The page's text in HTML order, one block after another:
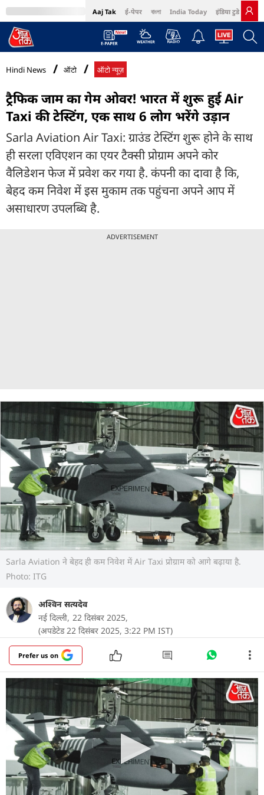
Aaj Tak ई-पेपर বাংলা India Today इंडिया टुडे हिंदी
MumbaiTak Cosmopolitan Harper's Bazaar Northeast
Hindi News ऑटो ऑटो न्यूज़
ट्रैफिक जाम का गेम ओवर! भारत में शुरू हुई Air
Taxi की टेस्टिंग, एक साथ 6 लोग भरेंगे उड़ान
Sarla Aviation Air Taxi: ग्राउंड टेस्टिंग शुरू होने के साथ
ही सरला एविएशन का एयर टैक्सी प्रोग्राम अपने कोर
वैलिडेशन फेज में प्रवेश कर गया है. कंपनी का दावा है कि,
बेहद कम निवेश में इस मुकाम तक पहुंचना अपने आप में
असाधारण उपलब्धि है.
ADVERTISEMENT
Sarla Aviation ने बेहद ही कम निवेश में Air Taxi प्रोग्राम को आगे बढ़ाया है.
Photo: ITG
अश्विन सत्यदेव
नई दिल्ली, 22 दिसंबर 2025,
(अपडेटेड 22 दिसंबर 2025, 3:22 PM IST)
Prefer us on
Sarla Aviation Air Taxi Testing:दिल्ली, मुंबई या
बेंगलुरु में रोज़ का ट्रैफिक बताता है कि शहर फैल चुके हैं और
सड़कें थक चुकी हैं. अब सवाल ये नहीं है कि जाम क्यों लगता
है, सवाल ये है कि इससे निकला कैसे जाए. इसी सवाल का
जवाब ढूंढते हुए एयरोस्पेस स्टार्टअप सरला एविएशन ने